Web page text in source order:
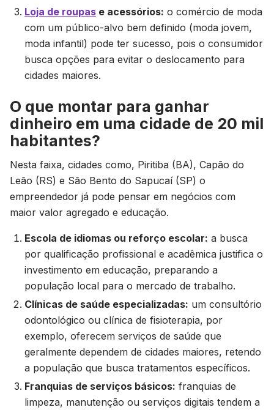
Loja de roupas e acessórios: o comércio de moda
com um público-alvo bem definido (moda jovem,
moda infantil) pode ter sucesso, pois o consumidor
busca opções para evitar o deslocamento para
cidades maiores.
O que montar para ganhar
dinheiro em uma cidade de 20 mil
habitantes?
Nesta faixa, cidades como, Piritiba (BA), Capão do
Leão (RS) e São Bento do Sapucaí (SP) o
empreendedor já pode pensar em negócios com
maior valor agregado e educação.
Escola de idiomas ou reforço escolar: a busca
por qualificação profissional e acadêmica justifica o
investimento em educação, preparando a
população local para o mercado de trabalho.
Clínicas de saúde especializadas: um consultório
odontológico ou clínica de fisioterapia, por
exemplo, oferecem serviços de saúde que
geralmente dependem de cidades maiores, retendo
a população que busca tratamentos específicos.
Franquias de serviços básicos: franquias de
limpeza, manutenção ou serviços digitais tendem a